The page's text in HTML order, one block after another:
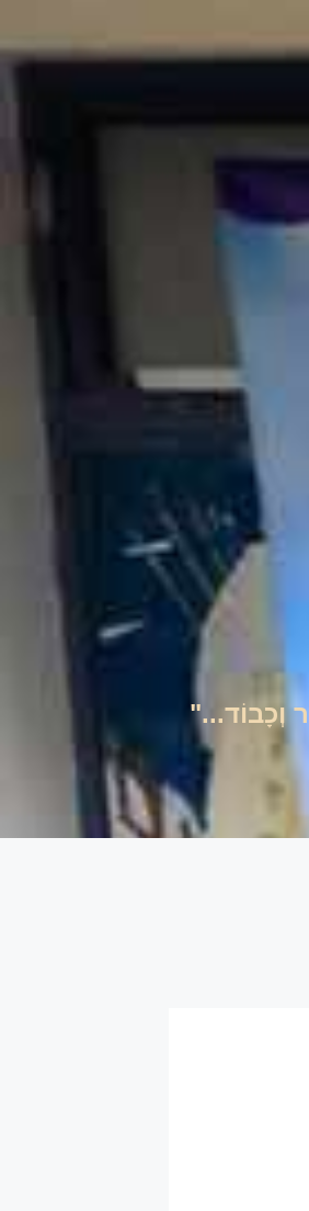
וְכָבוֹד..."